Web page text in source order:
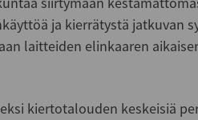
ja kierrätystä jatkuvan
laitteiden elinkaaren
kiertotalouden keskeisiä